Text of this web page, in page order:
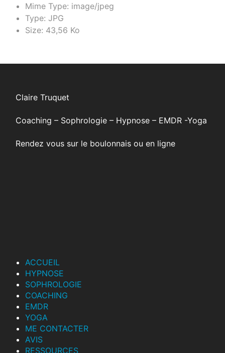
Mime Type: image/jpeg
Type: JPG
Size: 43,56 Ko
Claire Truquet
Coaching – Sophrologie – Hypnose – EMDR -Yoga
Rendez vous sur le boulonnais ou en ligne
ACCUEIL
HYPNOSE
SOPHROLOGIE
COACHING
EMDR
YOGA
ME CONTACTER
AVIS
RESSOURCES